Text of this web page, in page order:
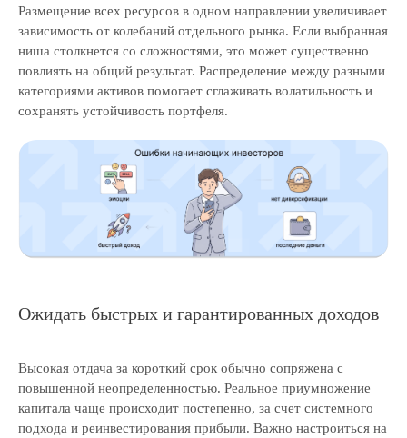
Размещение всех ресурсов в одном направлении увеличивает
зависимость от колебаний отдельного рынка. Если выбранная
ниша столкнется со сложностями, это может существенно
повлиять на общий результат. Распределение между разными
категориями активов помогает сглаживать волатильность и
сохранять устойчивость портфеля.
Ожидать быстрых и гарантированных доходов
Высокая отдача за короткий срок обычно сопряжена с
повышенной неопределенностью. Реальное приумножение
капитала чаще происходит постепенно, за счет системного
подхода и реинвестирования прибыли. Важно настроиться на
Оплата
Награды
Согласие на получение маркетинговой рассылки
Условия использования куки-файлов
ОГРН 1187847032780 / ИНН 7814719982
© ООО «Экспертные решения», 2019—2026